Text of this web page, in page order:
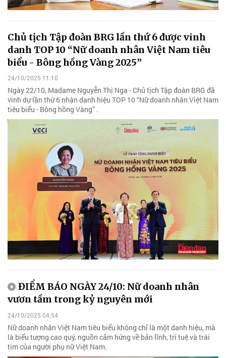
Chủ tịch Tập đoàn BRG lần thứ 6 được vinh
danh TOP 10 “Nữ doanh nhân Việt Nam tiêu
biểu - Bông hồng Vàng 2025”
24/10/2025 11:10
Ngày 22/10, Madame Nguyễn Thị Nga - Chủ tịch Tập đoàn BRG đã
vinh dự lần thứ 6 nhận danh hiệu TOP 10 “Nữ doanh nhân Việt Nam
tiêu biểu - Bông hồng Vàng” .
ĐIỂM BÁO NGÀY 24/10: Nữ doanh nhân
vươn tầm trong kỷ nguyên mới
24/10/2025 04:54
Nữ doanh nhân Việt Nam tiêu biểu không chỉ là một danh hiệu, mà
là biểu tượng cao quý, nguồn cảm hứng về bản lĩnh, trí tuệ và trái
tim của người phụ nữ Việt Nam.